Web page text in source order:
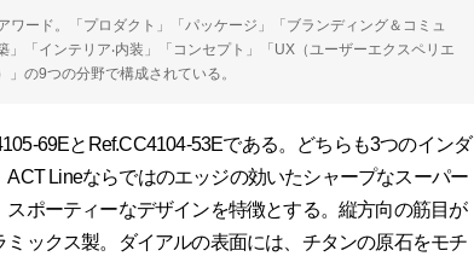
ワード。「プロダクト」「パッケージ」「ブランディング＆コミュ
「インテリア‧内装」「コンセプト」「UX（ユーザーエクスペリエ
の9つの分野で構成されている。
69EとRef.CC4104-53Eである。どちらも3つのインダ
Lineならではのエッジの効いたシャープなスーパー
ポーティーなデザインを特徴とする。縦方向の筋目が
ックス製。ダイアルの表面には、チタンの原石をモチ